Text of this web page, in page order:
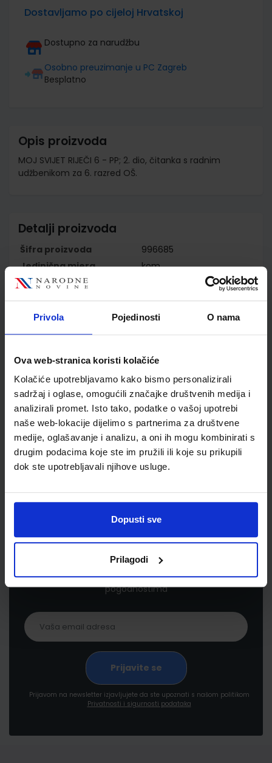
Privola Pojedinosti O nama
Ova web-stranica koristi kolačiće
Kolačiće upotrebljavamo kako bismo personalizirali
sadržaj i oglase, omogućili značajke društvenih medija i
analizirali promet. Isto tako, podatke o vašoj upotrebi
naše web-lokacije dijelimo s partnerima za društvene
medije, oglašavanje i analizu, a oni ih mogu kombinirati s
drugim podacima koje ste im pružili ili koje su prikupili
dok ste upotrebljavali njihove usluge.
Dopusti sve
Prilagodi
Dostavljamo po cijeloj Hrvatskoj
Dostupno za narudžbu
Osobno preuzimanje u PC Zagreb
Besplatno
Opis proizvoda
MOJ SVIJET RIJEČI 6 - PP; 2. dio, čitanka s radnim
udžbenikom za 6. razred OŠ.
Detalji proizvoda
Šifra proizvoda
996685
Jedinična mjera
kom
Nakladnik
ALKA SCRIPT d.o.o.
Autor
Draganić Ružić Stančić
Školski razred
06 6.RAZRED OŠ
Vrsta školske knjige
Nastavni predmet
HRVATSKI JEZIK PP
Reg br min
2856
Newsletter prijava
Prijavite se kako bi primali informacije o novim
proizvodima i uslugama, akcijama i drugim
pogodnostima
Prijavom na newsletter izjavljujete da ste upoznati s našom politikom
Privatnosti i sigurnosti podataka